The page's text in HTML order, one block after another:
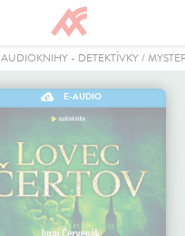
AUDIOKNIHY - DETEKTÍVKY /
E-AUDIO